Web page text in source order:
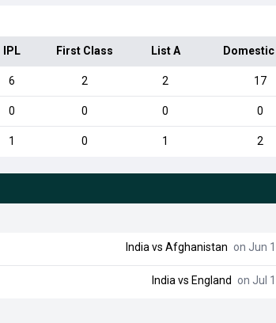
IPL First Class List A
6 2 2 17
0 0 0 0
1 0 1 2
India vs Afghanistan on Jun
India vs England on Jul